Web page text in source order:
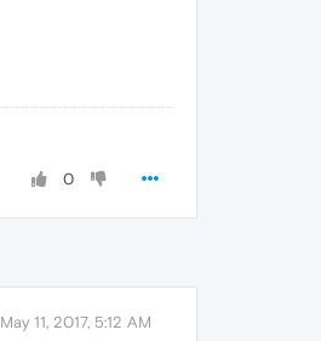
0
May 11, 2017, 5:12 AM